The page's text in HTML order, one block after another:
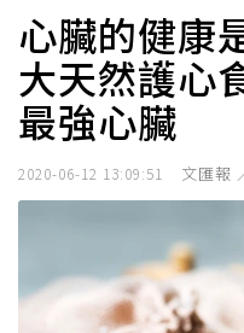
心臟的健康
大天然護心
最強心臟
2020-06-12 13:09:51 文匯報